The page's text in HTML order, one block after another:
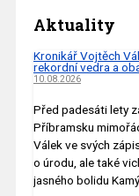
Aktuality
Kronikář Vojtěch
rekordní vedra a
10.08.2026
Před padesáti lety
Příbramsku
Válek ve svých
o úrodu, ale také
jasného bolidu